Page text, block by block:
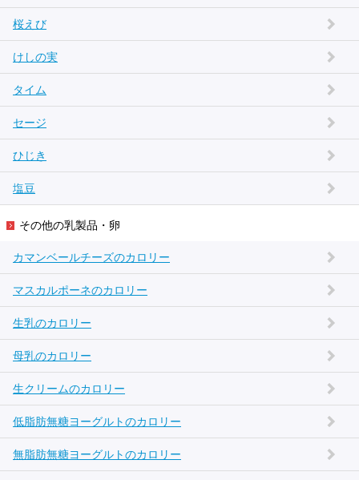
桜えび
けしの実
タイム
セージ
ひじき
塩豆
その他の乳製品・卵
カマンベールチーズのカロリー
マスカルポーネのカロリー
生乳のカロリー
母乳のカロリー
生クリームのカロリー
低脂肪無糖ヨーグルトのカロリー
無脂肪無糖ヨーグルトのカロリー